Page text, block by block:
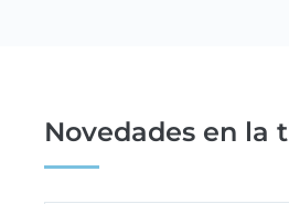
Novedades en la